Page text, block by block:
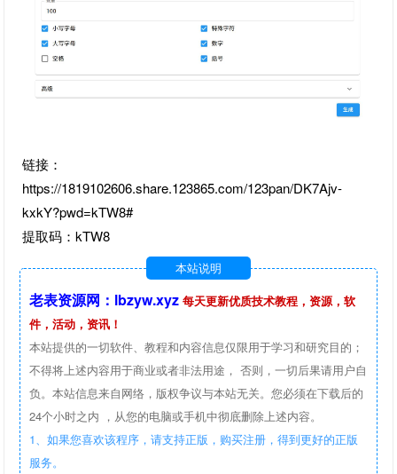
链接：
https://1819102606.share.123865.com/123pan/DK7Ajv-
kxkY?pwd=kTW8#
提取码：kTW8
本站说明
老表资源网：lbzyw.xyz 每天更新优质技术教程，资源，软
件，活动，资讯！
本站提供的一切软件、教程和内容信息仅限用于学习和研究目的；
不得将上述内容用于商业或者非法用途， 否则，一切后果请用户自
负。本站信息来自网络，版权争议与本站无关。您必须在下载后的
24个小时之内 ，从您的电脑或手机中彻底删除上述内容。
1、如果您喜欢该程序，请支持正版，购买注册，得到更好的正版
服务。